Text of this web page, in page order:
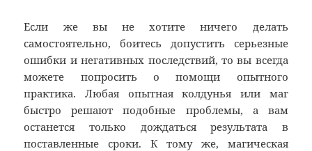
Если же вы не хотите ничего делать
самостоятельно, боитесь допустить серьезные
ошибки и негативных последствий, то вы всегда
можете попросить о помощи опытного
практика. Любая опытная колдунья или маг
быстро решают подобные проблемы, а вам
останется только дождаться результата в
поставленные сроки. К тому же, магическая